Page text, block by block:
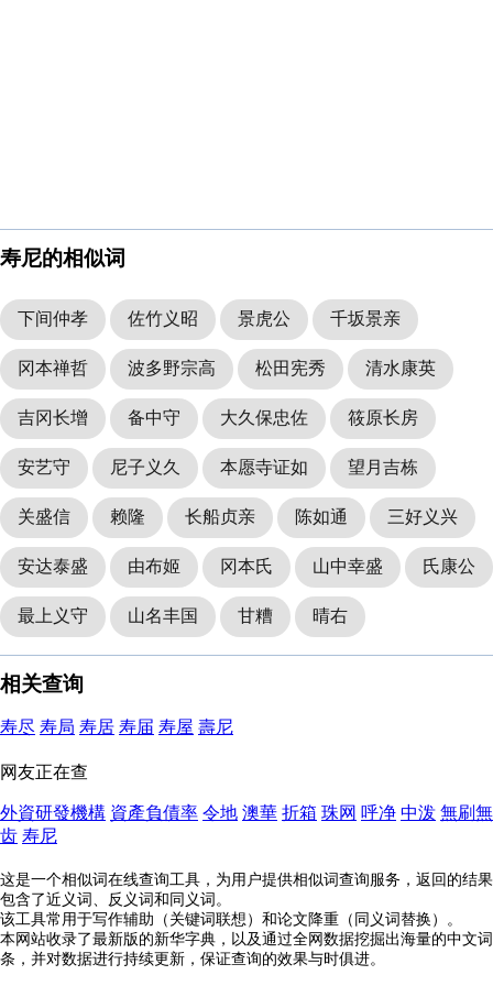
寿尼的相似词
下间仲孝 佐竹义昭 景虎公 千坂景亲
冈本禅哲 波多野宗高 松田宪秀 清水康英
吉冈长增 备中守 大久保忠佐 筱原长房
安艺守 尼子义久 本愿寺证如 望月吉栋
关盛信 赖隆 长船贞亲 陈如通 三好义兴
安达泰盛 由布姬 冈本氏 山中幸盛 氏康公
最上义守 山名丰国 甘糟 晴右
相关查询
寿尽 寿局 寿居 寿届 寿屋 壽尼
网友正在查
外資研發機構 資產負債率 令地 澳華 折箱 珠网 呼净 中泼 無刷無
齿 寿尼
这是一个相似词在线查询工具，为用户提供相似词查询服务，返回的结果
包含了近义词、反义词和同义词。
该工具常用于写作辅助（关键词联想）和论文降重（同义词替换）。
本网站收录了最新版的新华字典，以及通过全网数据挖掘出海量的中文词
条，并对数据进行持续更新，保证查询的效果与时俱进。